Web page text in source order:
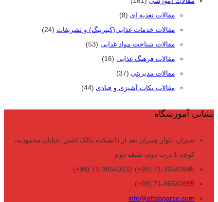
مقالات تغذیه ای (8)
مقالات خدمات غذایی(کیترینگ) و تشریفات (24)
مقالات شناخت مواد غذایی (53)
مقالات فرهنگ غذایی (16)
مقالات مدیریتی (37)
مقالات نکات آشپزی و قنادی (44)
نشانی آموزشگاه
شیراز، بلوار چمران بعد از دانشکده مالک اشتر، خیابان محمودیه،
کوچه 1 درب دوم، طبقه دوم
71-36540945 (98+) 71-36540532 (98+)
71-36540995 (98+)
info@aftabparse.com